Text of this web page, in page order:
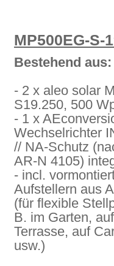
MP500EG-S-
Bestehend aus:
- 2 x aleo solar
S19.250, 500
- 1 x
Wechselrichter
// NA-Schutz
AR-N 4105)
- incl.
Aufstellern aus
(für flexible
B. im Garten,
Terrasse, auf
usw.)